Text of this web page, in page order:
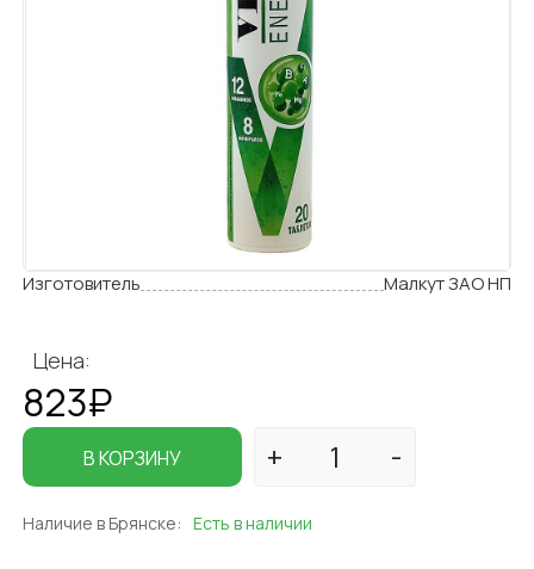
Изготовитель Малкут ЗАО НП
Цена:
823₽
В КОРЗИНУ
Наличие в Брянске: Есть в наличии